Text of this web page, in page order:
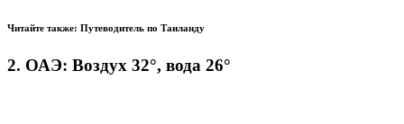
Читайте также: Путеводитель по Таиланду
2. ОАЭ: Воздух 32°, вода 26°